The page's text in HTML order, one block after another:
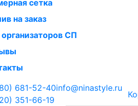
сетка
на заказ
СП
681-52-40
351-66-19
info@ninastyle.ru